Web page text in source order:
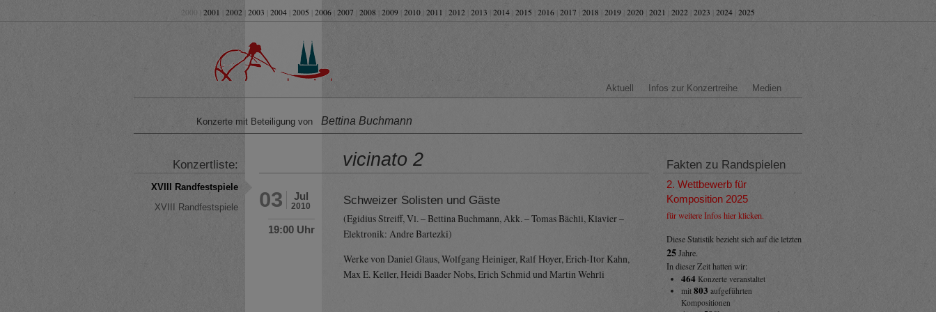
2000 | 2001 2002 2003 2004 2005 2006 2007 2008 2009 2010 2011 2012 2013 2014 2015 2016 2017 2018 2019 2020 2021 2022 2023 2024 2025
Aktuell Infos zur Konzertreihe Medien
Konzerte mit Beteiligung von Bettina Buchmann
vicinato 2
Jul
2010
03
19:00 Uhr
Schweizer Solisten und Gäste
(Egidius Streiff, Vl. – Bettina Buchmann, Akk. – Tomas Bächli, Klavier –
Elektronik: Andre Bartezki)
Werke von Daniel Glaus, Wolfgang Heiniger, Ralf Hoyer, Erich-Itor Kahn,
Max E. Keller, Heidi Baader Nobs, Erich Schmid und Martin Wehrli
Konzertliste:
XVIII Randfestspiele
XVIII Randfestspiele
Fakten zu Randspielen
2. Wettbewerb für
Komposition 2025
für weitere Infos hier klicken.
Diese Statistik bezieht sich auf die letzten
25Jahre.
In dieser Zeit hatten wir:
464Konzerte veranstaltet
mit 803 aufgeführten
Kompositionen